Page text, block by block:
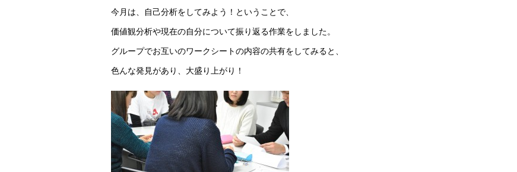
今月は、自己分析をしてみよう！ということで、
価値観分析や現在の自分について振り返る作業をしました。
グループでお互いのワークシートの内容の共有をしてみると、
色んな発見があり、大盛り上がり！